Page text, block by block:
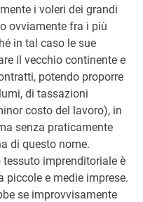
i voleri dei grandi
ovviamente fra i più
in tal caso le sue
il vecchio continente e
potendo proporre
di tassazioni
costo del lavoro), in
senza praticamente
di questo nome.
imprenditoriale è
e medie imprese.
se improvvisamente